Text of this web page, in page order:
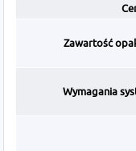
Zawartość
Wymagania